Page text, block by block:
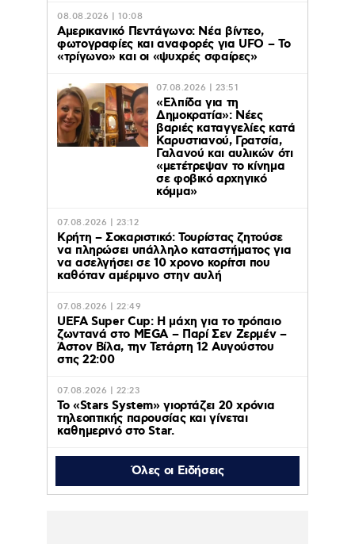
08.08.2026 | 10:08
Αμερικανικό Πεντάγωνο: Νέα βίντεο,
φωτογραφίες και αναφορές για UFO – Το
«τρίγωνο» και οι «ψυχρές σφαίρες»
07.08.2026 | 23:51
«Ελπίδα για τη
Δημοκρατία»: Νέες
βαριές καταγγελίες κατά
Καρυστιανού, Γρατσία,
Γαλανού και αυλικών ότι
«μετέτρεψαν το κίνημα
σε φοβικό αρχηγικό
κόμμα»
07.08.2026 | 23:12
Κρήτη – Σοκαριστικό: Τουρίστας ζητούσε
να πληρώσει υπάλληλο καταστήματος για
να ασελγήσει σε 10 χρονο κορίτσι που
καθόταν αμέριμνο στην αυλή
07.08.2026 | 22:49
UEFA Super Cup: Η μάχη για το τρόπαιο
ζωντανά στο MEGA – Παρί Σεν Ζερμέν –
Άστον Βίλα, την Τετάρτη 12 Αυγούστου
στις 22:00
07.08.2026 | 22:23
Το «Stars System» γιορτάζει 20 χρόνια
τηλεοπτικής παρουσίας και γίνεται
καθημερινό στο Star.
Όλες οι Ειδήσεις